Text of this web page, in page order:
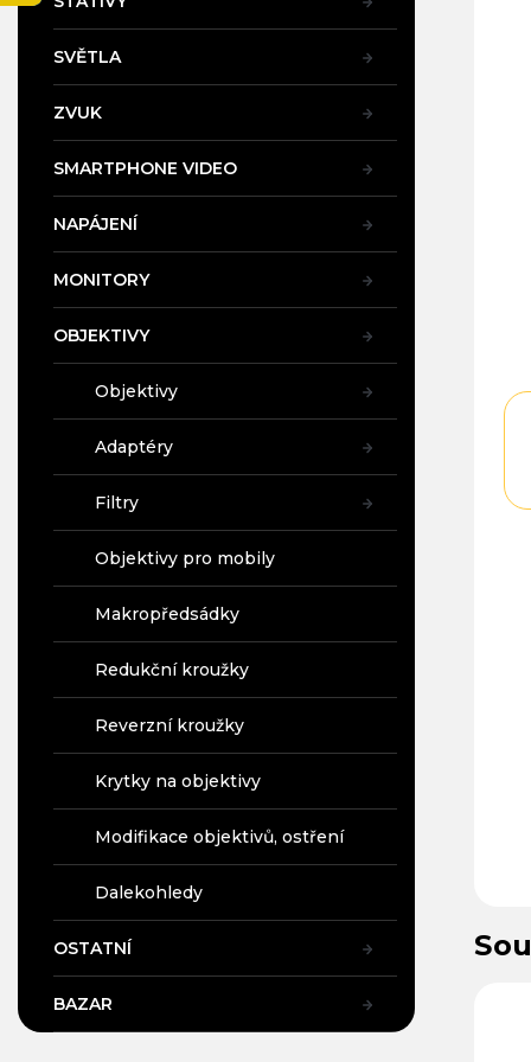
SVĚTLA
ZVUK
SMARTPHONE VIDEO
NAPÁJENÍ
MONITORY
OBJEKTIVY
Objektivy
Adaptéry
Filtry
Objektivy pro mobily
Makropředsádky
Redukční kroužky
Reverzní kroužky
Krytky na objektivy
Modifikace objektivů, ostření
Dalekohledy
OSTATNÍ
BAZAR